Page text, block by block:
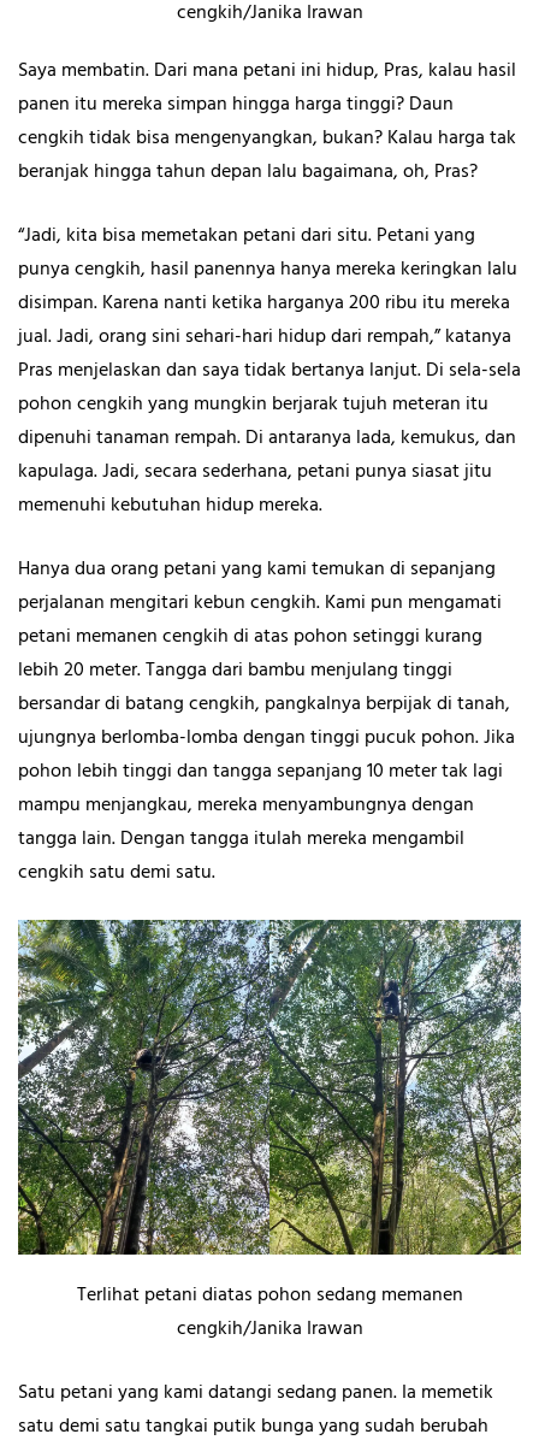
cengkih/Janika Irawan
Saya membatin. Dari mana petani ini hidup, Pras, kalau hasil
panen itu mereka simpan hingga harga tinggi? Daun
cengkih tidak bisa mengenyangkan, bukan? Kalau harga tak
beranjak hingga tahun depan lalu bagaimana, oh, Pras?
“Jadi, kita bisa memetakan petani dari situ. Petani yang
punya cengkih, hasil panennya hanya mereka keringkan lalu
disimpan. Karena nanti ketika harganya 200 ribu itu mereka
jual. Jadi, orang sini sehari-hari hidup dari rempah,” katanya
Pras menjelaskan dan saya tidak bertanya lanjut. Di sela-sela
pohon cengkih yang mungkin berjarak tujuh meteran itu
dipenuhi tanaman rempah. Di antaranya lada, kemukus, dan
kapulaga. Jadi, secara sederhana, petani punya siasat jitu
memenuhi kebutuhan hidup mereka.
Hanya dua orang petani yang kami temukan di sepanjang
perjalanan mengitari kebun cengkih. Kami pun mengamati
petani memanen cengkih di atas pohon setinggi kurang
lebih 20 meter. Tangga dari bambu menjulang tinggi
bersandar di batang cengkih, pangkalnya berpijak di tanah,
ujungnya berlomba-lomba dengan tinggi pucuk pohon. Jika
pohon lebih tinggi dan tangga sepanjang 10 meter tak lagi
mampu menjangkau, mereka menyambungnya dengan
tangga lain. Dengan tangga itulah mereka mengambil
cengkih satu demi satu.
Terlihat petani diatas pohon sedang memanen
cengkih/Janika Irawan
Satu petani yang kami datangi sedang panen. Ia memetik
satu demi satu tangkai putik bunga yang sudah berubah